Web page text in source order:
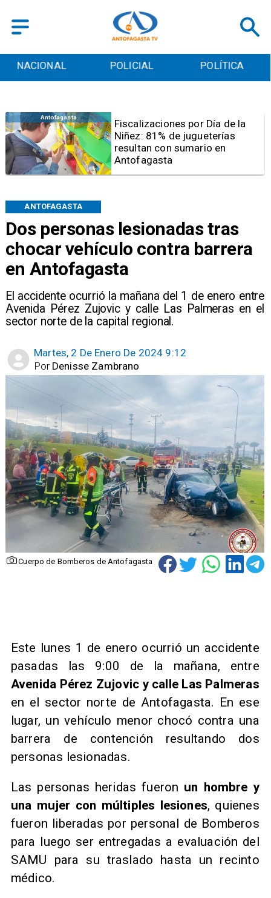
POLICIAL POLÍTICA CULTURA
Dos personas lesionadas tras
chocar vehículo contra barrera
en Antofagasta
El accidente ocurrió la mañana del 1 de enero entre
Avenida Pérez Zujovic y calle Las Palmeras en el
sector norte de la capital regional.
ANTOFAGASTA
Martes, 2 De Enero De 2024 9:12
Denisse Zambrano
Por
Cuerpo de Bomberos de Antofagasta
Antofagasta
Tribunal frena opción de pena
mixta para Karen Rojo por ahora
Este lunes 1 de enero ocurrió un accidente
pasadas las 9:00 de la mañana, entre
Avenida Pérez Zujovic y calle Las Palmeras
en el sector norte de Antofagasta. En ese
lugar, un vehículo menor chocó contra una
barrera de contención resultando dos
personas lesionadas.
Las personas heridas fueron un hombre y
una mujer con múltiples lesiones, quienes
fueron liberadas por personal de Bomberos
para luego ser entregadas a evaluación del
SAMU para su traslado hasta un recinto
médico.